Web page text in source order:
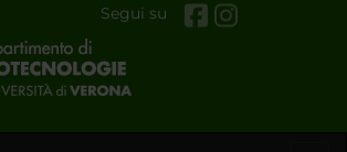
Segui su